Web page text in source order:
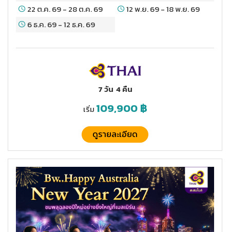
22 ต.ค. 69- 28 ต.ค. 69 12 พ.ย. 69-18 พ.ย. 69
6 ธ.ค. 69-12 ธ.ค. 69
7 วัน 4 คืน
เริ่ม 109,900฿
ดูรายละเอียด